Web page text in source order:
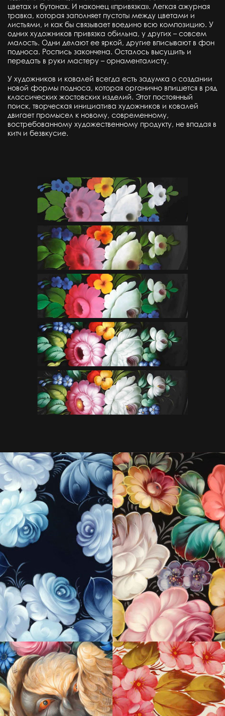
цветах и бутонах. И наконец «привязка». Легкая ажурная
травка, которая заполняет пустоты между цветами и
листьями, и как бы связывает воедино всю композицию. У
одних художников привязка обильна, у других – совсем
малость. Одни делают ее яркой, другие вписывают в фон
подноса. Роспись закончена. Осталось высушить и
передать в руки мастеру – орнаменталисту.
У художников и ковалей всегда есть задумка о создании
новой формы подноса, которая органично впишется в ряд
классических жостовских изделий. Этот постоянный
поиск, творческая инициатива художников и ковалей
двигает промысел к новому, современному,
востребованному художественному продукту, не впадая в
китч и безвкусие.